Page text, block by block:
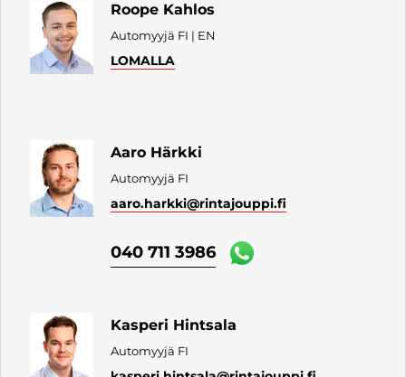
Roope Kahlos
Automyyjä FI | EN
LOMALLA
Aaro Härkki
Automyyjä FI
aaro.harkki@rintajouppi.fi
040 711 3986
Kasperi Hintsala
Automyyjä FI